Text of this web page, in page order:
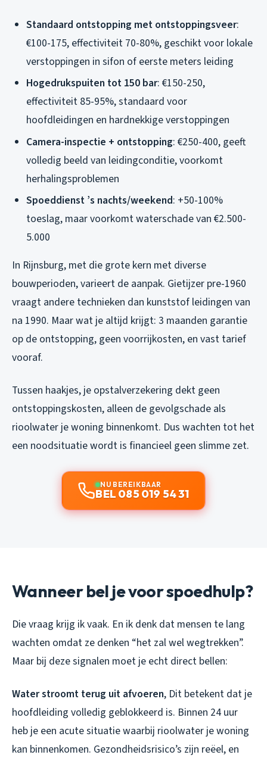
Standaard ontstopping met ontstoppingsveer:
€100-175, effectiviteit 70-80%, geschikt voor lokale
verstoppingen in sifon of eerste meters leiding
Hogedrukspuiten tot 150 bar: €150-250,
effectiviteit 85-95%, standaard voor
hoofdleidingen en hardnekkige verstoppingen
Camera-inspectie + ontstopping: €250-400, geeft
volledig beeld van leidingconditie, voorkomt
herhalingsproblemen
Spoeddienst ’s nachts/weekend: +50-100%
toeslag, maar voorkomt waterschade van €2.500-
5.000
In Rijnsburg, met die grote kern met diverse
bouwperioden, varieert de aanpak. Gietijzer pre-1960
vraagt andere technieken dan kunststof leidingen van
na 1990. Maar wat je altijd krijgt: 3 maanden garantie
op de ontstopping, geen voorrijkosten, en vast tarief
vooraf.
Tussen haakjes, je opstalverzekering dekt geen
ontstoppingskosten, alleen de gevolgschade als
rioolwater je woning binnenkomt. Dus wachten tot het
een noodsituatie wordt is financieel geen slimme zet.
NU BEREIKBAAR
BEL 085 019 54 31
Wanneer bel je voor spoedhulp?
Die vraag krijg ik vaak. En ik denk dat mensen te lang
wachten omdat ze denken “het zal wel wegtrekken”.
Maar bij deze signalen moet je echt direct bellen:
Water stroomt terug uit afvoeren, Dit betekent dat je
hoofdleiding volledig geblokkeerd is. Binnen 24 uur
heb je een acute situatie waarbij rioolwater je woning
kan binnenkomen. Gezondheidsrisico’s zijn reëel, en